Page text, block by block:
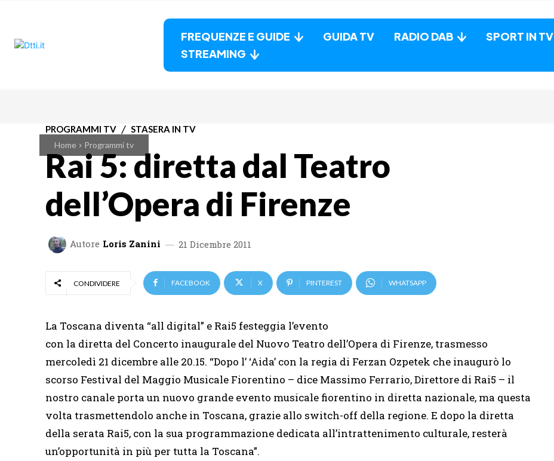
FREQUENZE E GUIDE GUIDA TV RADIO DAB SPORT IN TV
STREAMING
Home Programmi tv
PROGRAMMI TV STASERA IN TV
Rai 5: diretta dal Teatro
dell’Opera di Firenze
Autore Loris Zanini 21 Dicembre 2011
CONDIVIDERE FACEBOOK X PINTEREST WHATSAPP
La Toscana diventa “all digital” e Rai5 festeggia l’evento
con la diretta del Concerto inaugurale del Nuovo Teatro dell’Opera di Firenze, trasmesso
mercoledì 21 dicembre alle 20.15. “Dopo l’ ‘Aida’ con la regia di Ferzan Ozpetek che inaugurò lo
scorso Festival del Maggio Musicale Fiorentino – dice Massimo Ferrario, Direttore di Rai5 – il
nostro canale porta un nuovo grande evento musicale fiorentino in diretta nazionale, ma questa
volta trasmettendolo anche in Toscana, grazie allo switch-off della regione. E dopo la diretta
della serata Rai5, con la sua programmazione dedicata all’intrattenimento culturale, resterà
un’opportunità in più per tutta la Toscana”.